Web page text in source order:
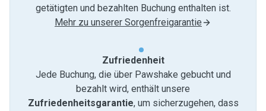
getätigten und bezahlten Buchung enthalten ist.
Mehr zu unserer Sorgenfreigarantie
Zufriedenheit
Jede Buchung, die über Pawshake gebucht und
bezahlt wird, enthält unsere
Zufriedenheitsgarantie, um sicherzugehen, dass